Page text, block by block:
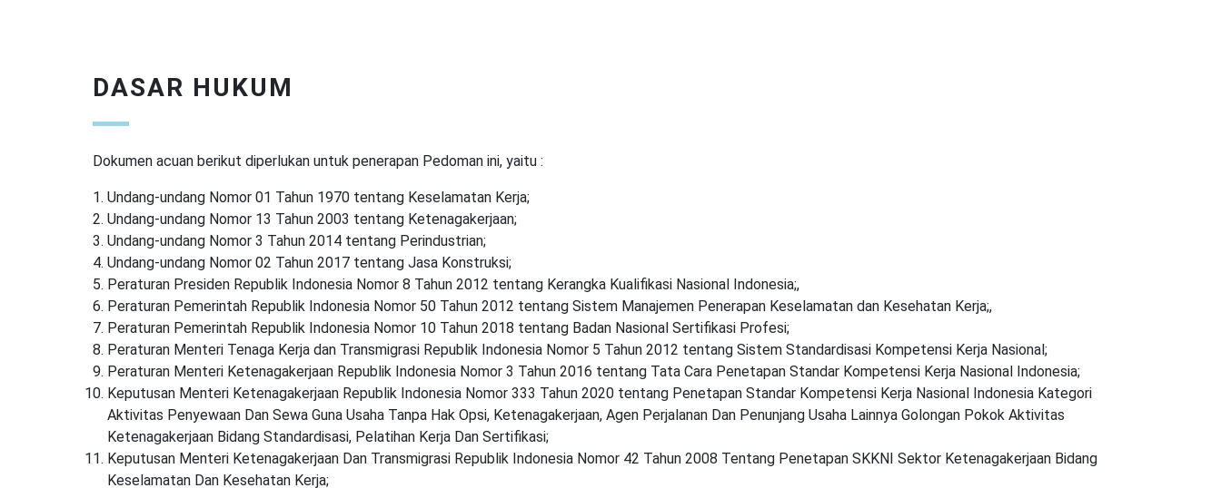
DASAR HUKUM
Dokumen acuan berikut diperlukan untuk penerapan Pedoman ini, yaitu :
Undang-undang Nomor 01 Tahun 1970 tentang Keselamatan Kerja;
Undang-undang Nomor 13 Tahun 2003 tentang Ketenagakerjaan;
Undang-undang Nomor 3 Tahun 2014 tentang Perindustrian;
Undang-undang Nomor 02 Tahun 2017 tentang Jasa Konstruksi;
Peraturan Presiden Republik Indonesia Nomor 8 Tahun 2012 tentang Kerangka Kualifikasi Nasional Indonesia;,
Peraturan Pemerintah Republik Indonesia Nomor 50 Tahun 2012 tentang Sistem Manajemen Penerapan Keselamatan dan Kesehatan Kerja;,
Peraturan Pemerintah Republik Indonesia Nomor 10 Tahun 2018 tentang Badan Nasional Sertifikasi Profesi;
Peraturan Menteri Tenaga Kerja dan Transmigrasi Republik Indonesia Nomor 5 Tahun 2012 tentang Sistem Standardisasi Kompetensi Kerja Nasional;
Peraturan Menteri Ketenagakerjaan Republik Indonesia Nomor 3 Tahun 2016 tentang Tata Cara Penetapan Standar Kompetensi Kerja Nasional Indonesia;
Keputusan Menteri Ketenagakerjaan Republik Indonesia Nomor 333 Tahun 2020 tentang Penetapan Standar Kompetensi Kerja Nasional Indonesia Kategori
Aktivitas Penyewaan Dan Sewa Guna Usaha Tanpa Hak Opsi, Ketenagakerjaan, Agen Perjalanan Dan Penunjang Usaha Lainnya Golongan Pokok Aktivitas
Ketenagakerjaan Bidang Standardisasi, Pelatihan Kerja Dan Sertifikasi;
Keputusan Menteri Ketenagakerjaan Dan Transmigrasi Republik Indonesia Nomor 42 Tahun 2008 Tentang Penetapan SKKNI Sektor Ketenagakerjaan Bidang
Keselamatan Dan Kesehatan Kerja;